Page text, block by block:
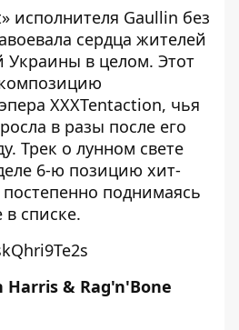
исполнителя Gaullin без
сердца жителей
Украины в целом. Этот
XXXTentaction, чья
в разы после его
Трек о лунном свете
6-ю позицию хит-
поднимаясь
списке.
Harris & Rag'n'Bone